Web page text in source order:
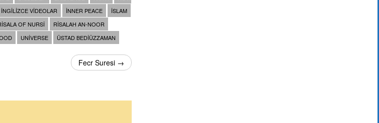
INGILIZCE VIDEOLAR INNER PEACE
ISLAM
OF NURSI
RISALAH AN-NOOR
UNIVERSE ÜSTAD BEDIÜZZAMAN
Fecr Suresi →